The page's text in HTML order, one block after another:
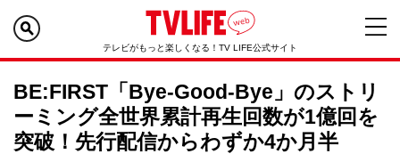
テレビがもっと楽しくなる！TV LIFE公式サイト
BE:FIRST「Bye-Good-Bye」のストリ
ーミング全世界累計再生回数が1億回を
突破！先行配信からわずか4か月半